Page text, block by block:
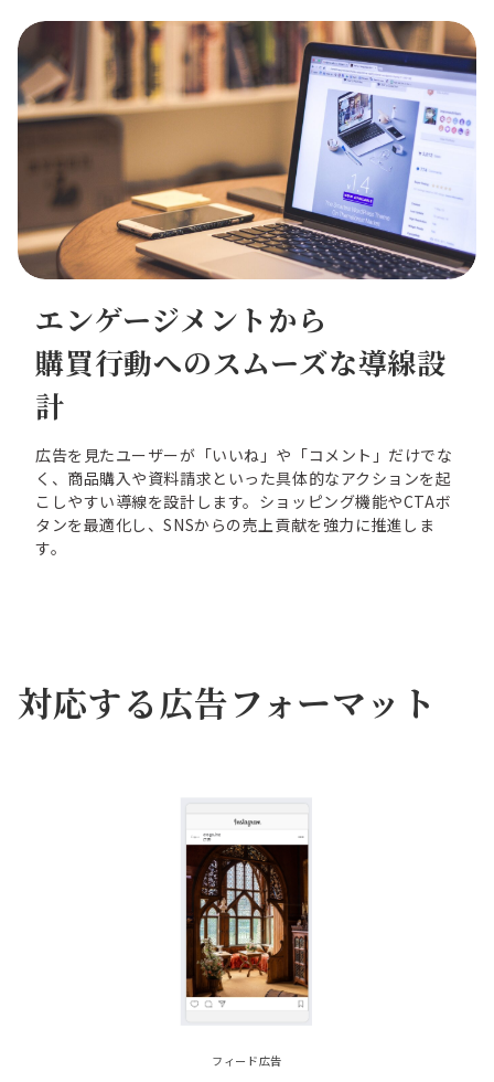
エンゲージメントから
購買行動へのスムーズな導線設
計
広告を見たユーザーが「いいね」や「コメント」だけでな
く、商品購入や資料請求といった具体的なアクションを起
こしやすい導線を設計します。ショッピング機能やCTAボ
タンを最適化し、SNSからの売上貢献を強力に推進しま
す。
対応する広告フォーマット
フィード広告